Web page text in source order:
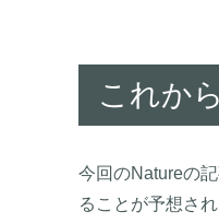
これか
今回のNatureの
ることが予想さ